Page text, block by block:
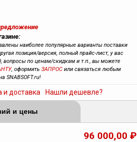
наиболее популярные варианты поставки
позиция/версия, полный прайс-лист, у вас
вопросы по ценам/скидкам и т.п., вы можете
, оформить ЗАПРОСили связаться любым
SNABSOFT.ru!
и доставка Нашли дешевле?
и цены
96 000,00 ₽